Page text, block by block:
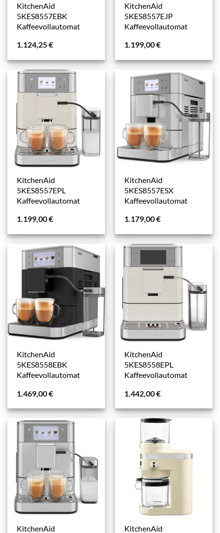
KitchenAid
5KES8557EBK
Kaffeevollautomat
1.124,25€
KitchenAid
5KES8557EJP
Kaffeevollautomat
1.199,00€
KitchenAid
5KES8557EPL
Kaffeevollautomat
1.199,00€
KitchenAid
5KES8557ESX
Kaffeevollautomat
1.179,00€
KitchenAid
5KES8558EBK
Kaffeevollautomat
1.469,00€
KitchenAid
5KES8558EPL
Kaffeevollautomat
1.442,00€
KitchenAid KitchenAid